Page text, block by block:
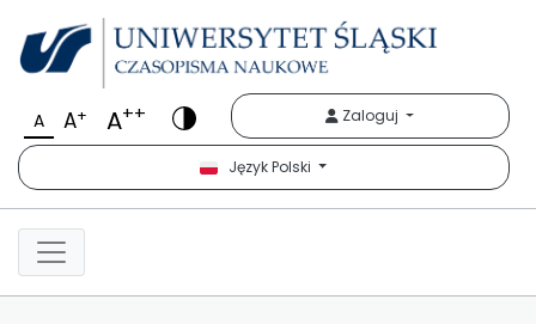
A A+ A++ Zaloguj
Język Polski